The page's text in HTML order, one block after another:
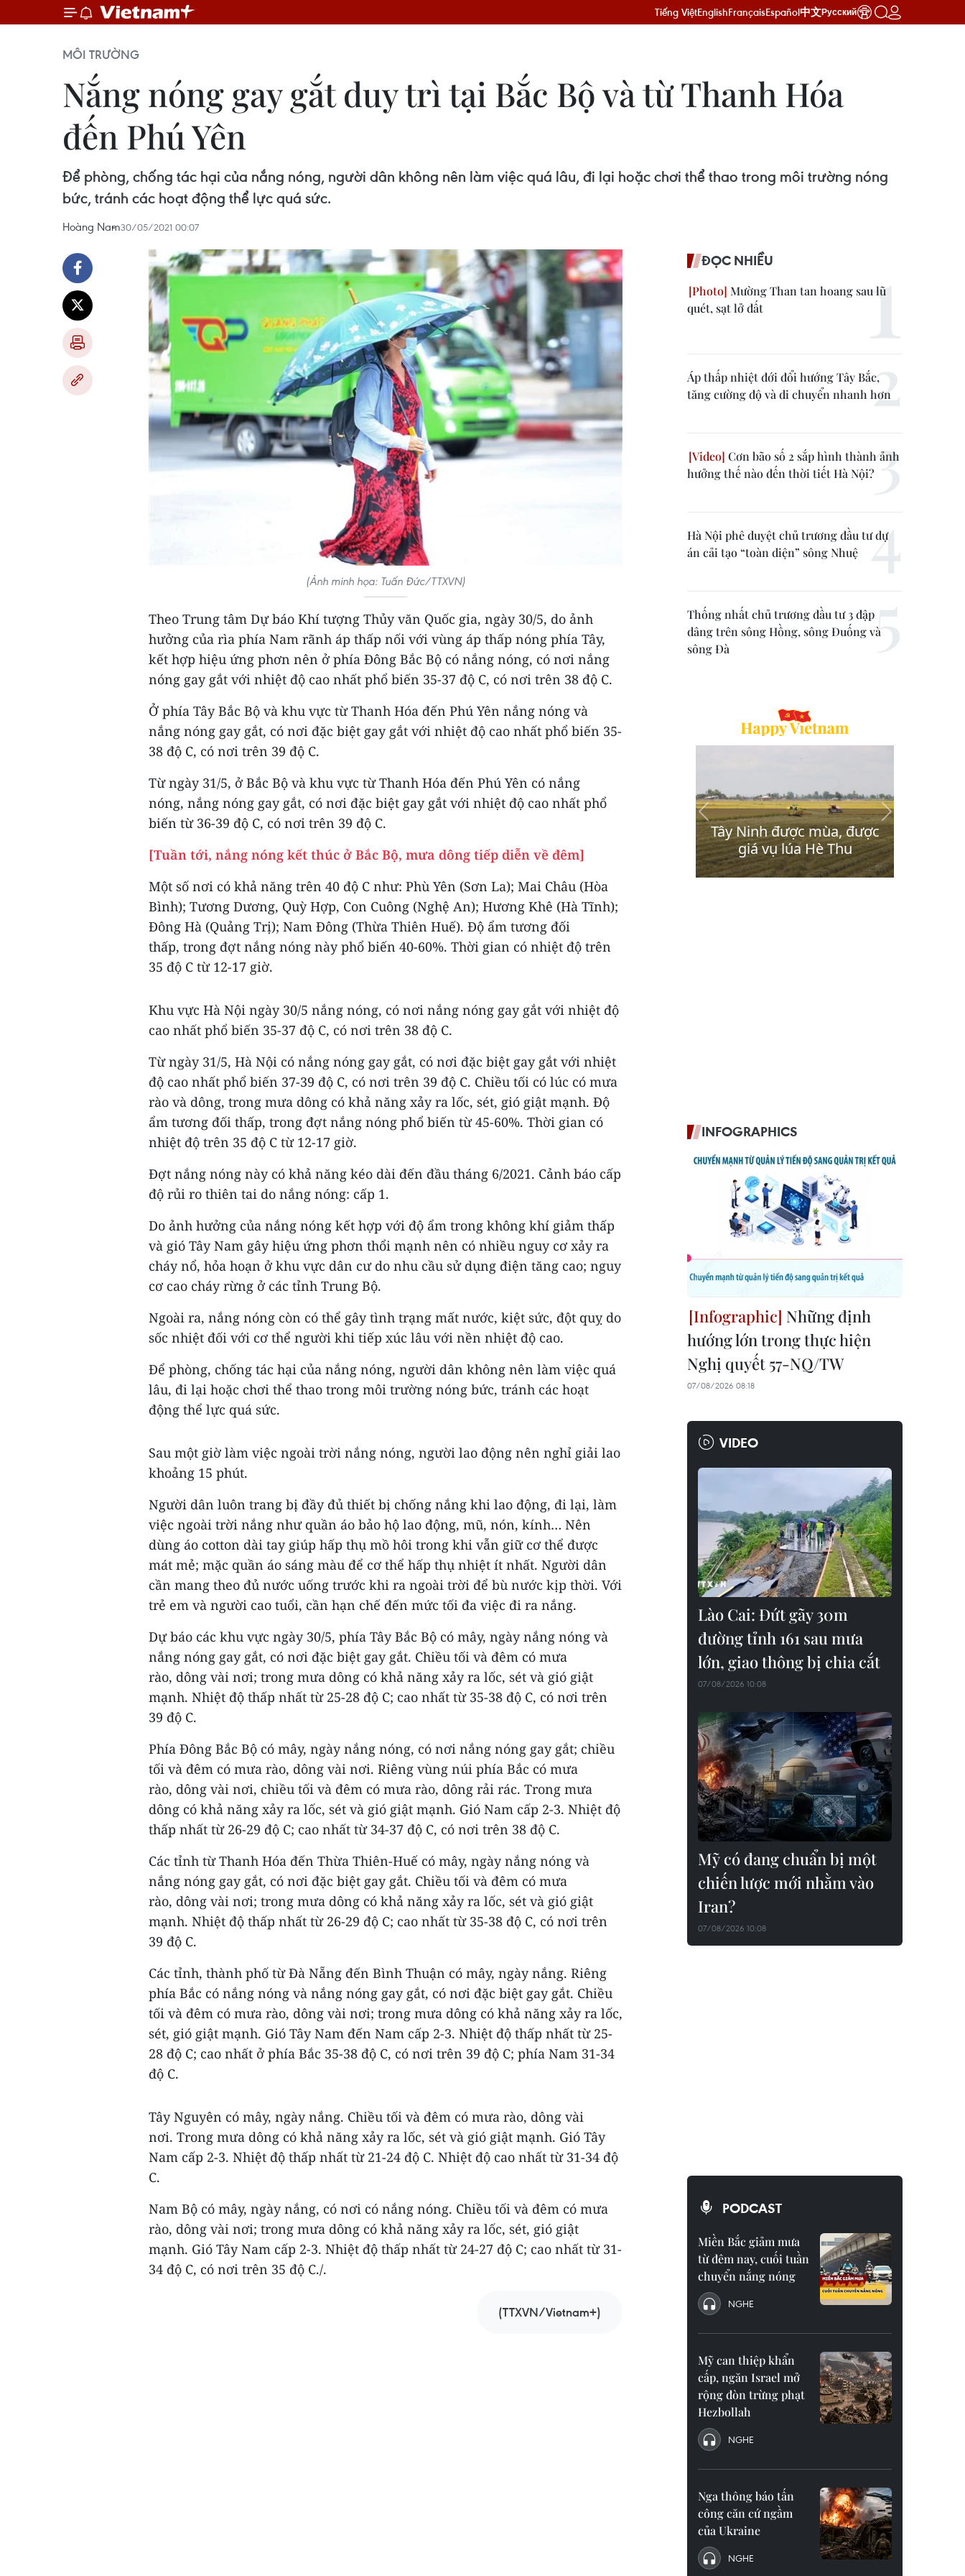
Tiếng ViệtEnglishFrançaisEspañol中文Русский
MÔI TRƯỜNG
Nắng nóng gay gắt duy trì tại Bắc Bộ và từ Thanh Hóa
đến Phú Yên
Để phòng, chống tác hại của nắng nóng, người dân không nên làm việc quá lâu, đi lại hoặc chơi thể thao trong môi trường nóng
bức, tránh các hoạt động thể lực quá sức.
Hoàng Nam30/05/2021 00:07
(Ảnh minh họa: Tuấn Đức/TTXVN)
Theo Trung tâm Dự báo Khí tượng Thủy văn Quốc gia, ngày 30/5, do ảnh
hưởng của rìa phía Nam rãnh áp thấp nối với vùng áp thấp nóng phía Tây,
kết hợp hiệu ứng phơn nên ở phía Đông Bắc Bộ có nắng nóng, có nơi nắng
nóng gay gắt với nhiệt độ cao nhất phổ biến 35-37 độ C, có nơi trên 38 độ C.
Ở phía Tây Bắc Bộ và khu vực từ Thanh Hóa đến Phú Yên nắng nóng và
nắng nóng gay gắt, có nơi đặc biệt gay gắt với nhiệt độ cao nhất phổ biến 35-
38 độ C, có nơi trên 39 độ C.
Từ ngày 31/5, ở Bắc Bộ và khu vực từ Thanh Hóa đến Phú Yên có nắng
nóng, nắng nóng gay gắt, có nơi đặc biệt gay gắt với nhiệt độ cao nhất phổ
biến từ 36-39 độ C, có nơi trên 39 độ C.
[Tuần tới, nắng nóng kết thúc ở Bắc Bộ, mưa dông tiếp diễn về đêm]
Một số nơi có khả năng trên 40 độ C như: Phù Yên (Sơn La); Mai Châu (Hòa
Bình); Tương Dương, Quỳ Hợp, Con Cuông (Nghệ An); Hương Khê (Hà Tĩnh);
Đông Hà (Quảng Trị); Nam Đông (Thừa Thiên Huế). Độ ẩm tương đối
thấp, trong đợt nắng nóng này phổ biến 40-60%. Thời gian có nhiệt độ trên
35 độ C từ 12-17 giờ.
Khu vực Hà Nội ngày 30/5 nắng nóng, có nơi nắng nóng gay gắt với nhiệt độ
cao nhất phổ biến 35-37 độ C, có nơi trên 38 độ C.
Từ ngày 31/5, Hà Nội có nắng nóng gay gắt, có nơi đặc biệt gay gắt với nhiệt
độ cao nhất phổ biến 37-39 độ C, có nơi trên 39 độ C. Chiều tối có lúc có mưa
rào và dông, trong mưa dông có khả năng xảy ra lốc, sét, gió giật mạnh. Độ
ẩm tương đối thấp, trong đợt nắng nóng phổ biến từ 45-60%. Thời gian có
nhiệt độ trên 35 độ C từ 12-17 giờ.
Đợt nắng nóng này có khả năng kéo dài đến đầu tháng 6/2021. Cảnh báo cấp
độ rủi ro thiên tai do nắng nóng: cấp 1.
Do ảnh hưởng của nắng nóng kết hợp với độ ẩm trong không khí giảm thấp
và gió Tây Nam gây hiệu ứng phơn thổi mạnh nên có nhiều nguy cơ xảy ra
cháy nổ, hỏa hoạn ở khu vực dân cư do nhu cầu sử dụng điện tăng cao; nguy
cơ cao cháy rừng ở các tỉnh Trung Bộ.
Ngoài ra, nắng nóng còn có thể gây tình trạng mất nước, kiệt sức, đột quỵ do
sốc nhiệt đối với cơ thể người khi tiếp xúc lâu với nền nhiệt độ cao.
Để phòng, chống tác hại của nắng nóng, người dân không nên làm việc quá
lâu, đi lại hoặc chơi thể thao trong môi trường nóng bức, tránh các hoạt
động thể lực quá sức.
Sau một giờ làm việc ngoài trời nắng nóng, người lao động nên nghỉ giải lao
khoảng 15 phút.
Người dân luôn trang bị đầy đủ thiết bị chống nắng khi lao động, đi lại, làm
việc ngoài trời nắng như quần áo bảo hộ lao động, mũ, nón, kính… Nên
dùng áo cotton dài tay giúp hấp thụ mồ hôi trong khi vẫn giữ cơ thể được
mát mẻ; mặc quần áo sáng màu để cơ thể hấp thụ nhiệt ít nhất. Người dân
cần mang theo đủ nước uống trước khi ra ngoài trời để bù nước kịp thời. Với
trẻ em và người cao tuổi, cần hạn chế đến mức tối đa việc đi ra nắng.
Dự báo các khu vực ngày 30/5, phía Tây Bắc Bộ có mây, ngày nắng nóng và
nắng nóng gay gắt, có nơi đặc biệt gay gắt. Chiều tối và đêm có mưa
rào, dông vài nơi; trong mưa dông có khả năng xảy ra lốc, sét và gió giật
mạnh. Nhiệt độ thấp nhất từ 25-28 độ C; cao nhất từ 35-38 độ C, có nơi trên
39 độ C.
Phía Đông Bắc Bộ có mây, ngày nắng nóng, có nơi nắng nóng gay gắt; chiều
tối và đêm có mưa rào, dông vài nơi. Riêng vùng núi phía Bắc có mưa
rào, dông vài nơi, chiều tối và đêm có mưa rào, dông rải rác. Trong mưa
dông có khả năng xảy ra lốc, sét và gió giật mạnh. Gió Nam cấp 2-3. Nhiệt độ
thấp nhất từ 26-29 độ C; cao nhất từ 34-37 độ C, có nơi trên 38 độ C.
Các tỉnh từ Thanh Hóa đến Thừa Thiên-Huế có mây, ngày nắng nóng và
nắng nóng gay gắt, có nơi đặc biệt gay gắt. Chiều tối và đêm có mưa
rào, dông vài nơi; trong mưa dông có khả năng xảy ra lốc, sét và gió giật
mạnh. Nhiệt độ thấp nhất từ 26-29 độ C; cao nhất từ 35-38 độ C, có nơi trên
39 độ C.
Các tỉnh, thành phố từ Đà Nẵng đến Bình Thuận có mây, ngày nắng. Riêng
phía Bắc có nắng nóng và nắng nóng gay gắt, có nơi đặc biệt gay gắt. Chiều
tối và đêm có mưa rào, dông vài nơi; trong mưa dông có khả năng xảy ra lốc,
sét, gió giật mạnh. Gió Tây Nam đến Nam cấp 2-3. Nhiệt độ thấp nhất từ 25-
28 độ C; cao nhất ở phía Bắc 35-38 độ C, có nơi trên 39 độ C; phía Nam 31-34
độ C.
Tây Nguyên có mây, ngày nắng. Chiều tối và đêm có mưa rào, dông vài
nơi. Trong mưa dông có khả năng xảy ra lốc, sét và gió giật mạnh. Gió Tây
Nam cấp 2-3. Nhiệt độ thấp nhất từ 21-24 độ C. Nhiệt độ cao nhất từ 31-34 độ
C.
Nam Bộ có mây, ngày nắng, có nơi có nắng nóng. Chiều tối và đêm có mưa
rào, dông vài nơi; trong mưa dông có khả năng xảy ra lốc, sét, gió giật
mạnh. Gió Tây Nam cấp 2-3. Nhiệt độ thấp nhất từ 24-27 độ C; cao nhất từ 31-
34 độ C, có nơi trên 35 độ C./.
(TTXVN/Vietnam+)
ĐỌC NHIỀU
Mường Than tan hoang sau lũ
quét, sạt lở đất
Áp thấp nhiệt đới đổi hướng Tây Bắc,
tăng cường độ và di chuyển nhanh hơn
Cơn bão số 2 sắp hình thành ảnh
hưởng thế nào đến thời tiết Hà Nội?
Hà Nội phê duyệt chủ trương đầu tư dự
án cải tạo “toàn diện” sông Nhuệ
Thống nhất chủ trương đầu tư 3 đập
dâng trên sông Hồng, sông Đuống và
sông Đà
INFOGRAPHICS
Những định
hướng lớn trong thực hiện
Nghị quyết 57-NQ/TW
07/08/2026 08:18
VIDEO
Lào Cai: Đứt gãy 30m
đường tỉnh 161 sau mưa
lớn, giao thông bị chia cắt
07/08/2026 10:08
Mỹ có đang chuẩn bị một
chiến lược mới nhằm vào
Iran?
07/08/2026 10:08
PODCAST
Miền Bắc giảm mưa
từ đêm nay, cuối tuần
chuyển nắng nóng
NGHE
Mỹ can thiệp khẩn
cấp, ngăn Israel mở
rộng đòn trừng phạt
Hezbollah
NGHE
Nga thông báo tấn
công căn cứ ngầm
của Ukraine
NGHE